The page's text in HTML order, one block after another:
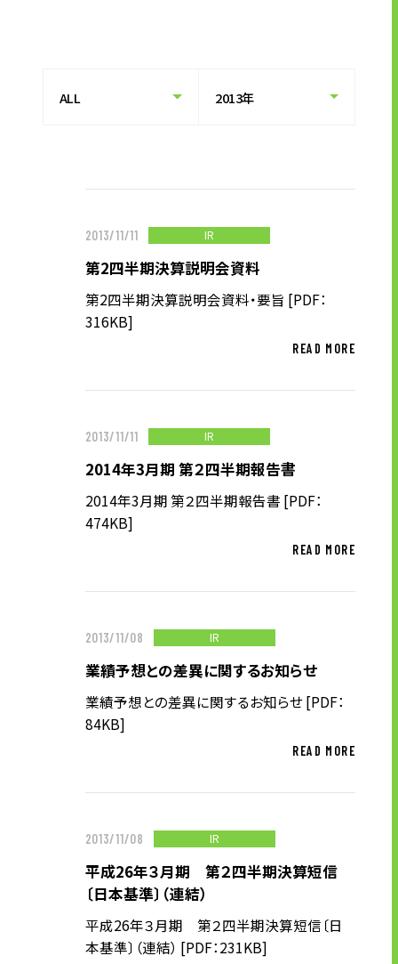
企業のご担当者様へ
企業のご担当者様へTOP
サービス・ソリューション一覧
事例紹介
サービスに関するお問い合わせ
お問い合わせ・ご相談
人材派遣・請負に関して
WEB お問い合わせ
新卒採用に関して
U-LIFE
ニュース
サステナビリティ
トップメッセージ
2013/11/11 IR
第2四半期決算説明会資料
第2四半期決算説明会資料・要旨 [PDF：
316KB]
READ MORE
2013/11/11 IR
2014年3月期 第２四半期報告書
2014年3月期 第２四半期報告書 [PDF：
474KB]
READ MORE
2013/11/08 IR
業績予想との差異に関するお知らせ
業績予想との差異に関するお知らせ [PDF：
84KB]
READ MORE
2013/11/08 IR
平成26年３月期 第２四半期決算短信
〔日本基準〕（連結）
平成26年３月期 第２四半期決算短信〔日
本基準〕（連結） [PDF：231KB]